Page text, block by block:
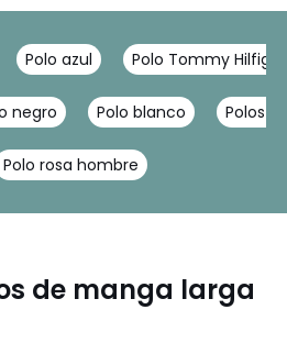
Polo azul Polo Tommy Hilfiger
negro Polo blanco Polos
Polo rosa hombre
de manga larga